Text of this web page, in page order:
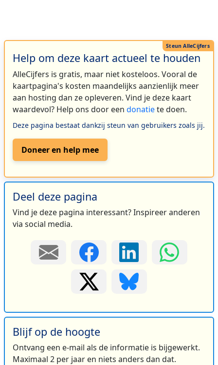
Help om deze kaart actueel te houden
AlleCijfers is gratis, maar niet kosteloos. Vooral de
kaartpagina's kosten maandelijks aanzienlijk meer
aan hosting dan ze opleveren. Vind je deze kaart
waardevol? Help ons door een donatiete doen.
Deze pagina bestaat dankzij steun van gebruikers zoals jij.
Doneer en help mee
Deel deze pagina
Vind je deze pagina interessant? Inspireer anderen
via social media.
Blijf op de hoogte
Ontvang een e-mail als de informatie is bijgewerkt.
Maximaal 2 per jaar en niets anders dan dat.